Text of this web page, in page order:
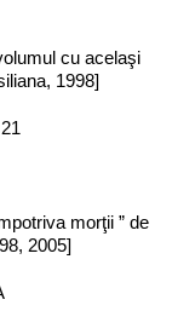
cu acelaşi
1998]
morţii ” de
2005]